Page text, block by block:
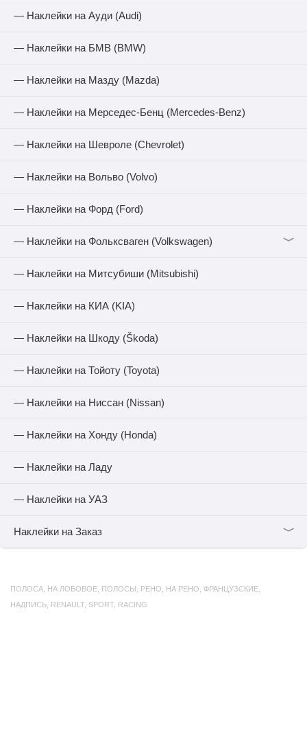
— Наклейки на Ауди (Audi)
— Наклейки на БМВ (BMW)
— Наклейки на Мазду (Mazda)
— Наклейки на Мерседес-Бенц (Mercedes-Benz)
— Наклейки на Шевроле (Chevrolet)
— Наклейки на Вольво (Volvo)
— Наклейки на Форд (Ford)
— Наклейки на Фольксваген (Volkswagen) ﹀
— Наклейки на Митсубиши (Mitsubishi)
— Наклейки на КИА (KIA)
— Наклейки на Шкоду (Škoda)
— Наклейки на Тойоту (Toyota)
— Наклейки на Ниссан (Nissan)
— Наклейки на Хонду (Honda)
— Наклейки на Ладу
— Наклейки на УАЗ
Наклейки на Заказ ﹀
ПОЛОСА НА ЛОБОВОЕ ПОЛОСЫ РЕНО НА РЕНО ФРАНЦУЗСКИЕ
НАДПИСЬ RENAULT, SPORT, RACING